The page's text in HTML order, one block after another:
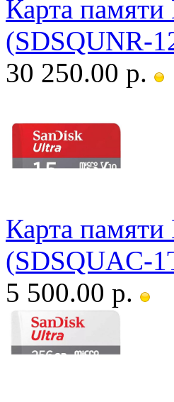
Карта
(SDSQUNR-
30 250.00 р.
Карта
(SDSQUAC-
5 500.00 р.